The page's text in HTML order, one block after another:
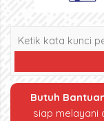
Butuh
siap melayani